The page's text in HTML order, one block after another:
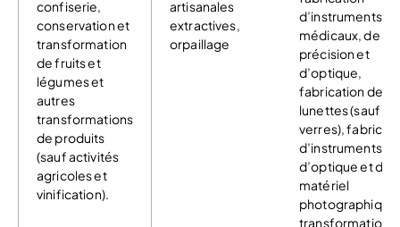
confiserie,
conservation et
transformation
de fruits et
légumes et
autres
transformations
de produits
(sauf activités
agricoles et
vinification).
artisanales
extractives,
orpaillage
d’instruments
médicaux, de
précision et
d’optique,
fabrication de
lunettes (sauf
verres),
d’instruments
d’optique et de
matériel
transformation